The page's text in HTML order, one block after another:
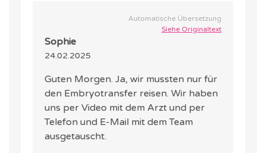
Automatische Übersetzung
Siehe Originaltext
Sophie
24.02.2025
Guten Morgen. Ja, wir mussten nur für
den Embryotransfer reisen. Wir haben
uns per Video mit dem Arzt und per
Telefon und E-Mail mit dem Team
ausgetauscht.